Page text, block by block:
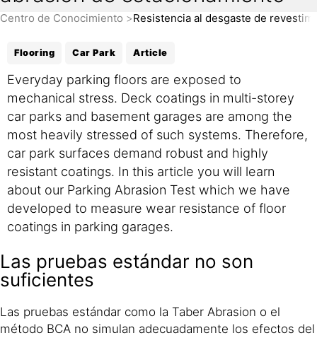
Centro de Conocimiento Resistencia al desgaste de
Flooring Car Park Article
Everyday parking floors are exposed to
mechanical stress. Deck coatings in multi-storey
car parks and basement garages are among the
most heavily stressed of such systems. Therefore,
car park surfaces demand robust and highly
resistant coatings. In this article you will learn
about our Parking Abrasion Test which we have
developed to measure wear resistance of floor
coatings in parking garages.
Las pruebas estándar no son
suficientes
Las pruebas estándar como la Taber Abrasion o el
método BCA no simulan adecuadamente los efectos del